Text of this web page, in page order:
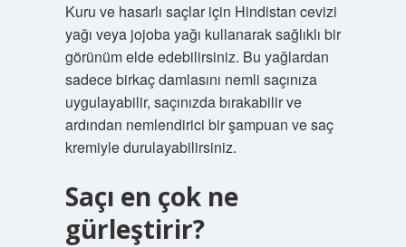
Kuru ve hasarlı saçlar için Hindistan cevizi
yağı veya jojoba yağı kullanarak sağlıklı bir
görünüm elde edebilirsiniz. Bu yağlardan
sadece birkaç damlasını nemli saçınıza
uygulayabilir, saçınızda bırakabilir ve
ardından nemlendirici bir şampuan ve saç
kremiyle durulayabilirsiniz.
Saçı en çok ne
gürleştirir?